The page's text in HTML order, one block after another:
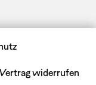
widerrufen